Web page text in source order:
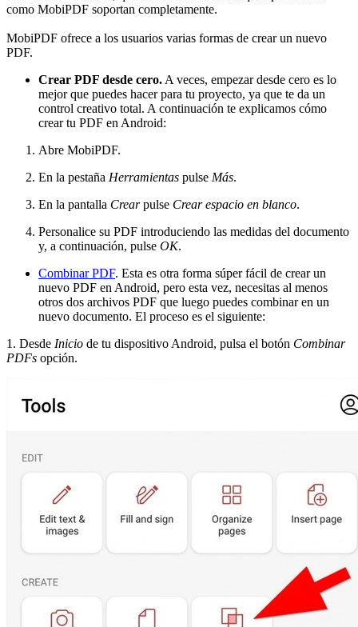
como MobiPDF soportan completamente.
MobiPDF ofrece a los usuarios varias formas de crear un nuevo
PDF.
Crear PDF desde cero. A veces, empezar desde cero es lo
mejor que puedes hacer para tu proyecto, ya que te da un
control creativo total. A continuación te explicamos cómo
crear tu PDF en Android:
Abre MobiPDF.
En la pestaña Herramientas pulse Más.
En la pantalla Crearpulse Crear espacio en blanco.
Personalice su PDF introduciendo las medidas del documento
y, a continuación, pulse OK.
Combinar PDF. Esta es otra forma súper fácil de crear un
nuevo PDF en Android, pero esta vez, necesitas al menos
otros dos archivos PDF que luego puedes combinar en un
nuevo documento. El proceso es el siguiente:
1. Desde Inicio de tu dispositivo Android, pulsa el botón Combinar
PDFs opción.